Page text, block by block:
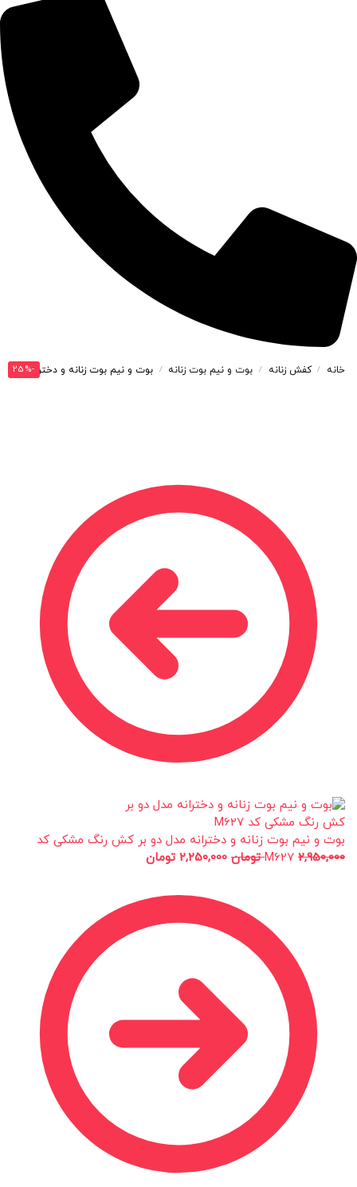
خانه / کفش زنانه / بوت و نیم بوت زنانه / بوت و نیم بوت زنانه و دخترانه مدل دو زیپ رنگ مشکی کد M772
بوت و نیم بوت زنانه و دخترانه مدل دو بر کش رنگ مشکی کد
M627 2,950,000 تومان 2,250,000 تومان
-25%